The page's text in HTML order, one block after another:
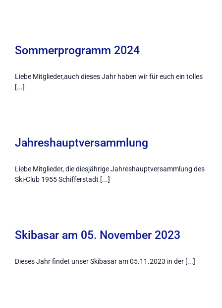
Sommerprogramm 2024
Liebe Mitglieder,auch dieses Jahr haben wir für euch ein tolles
[...]
Jahreshauptversammlung
Liebe Mitglieder, die diesjährige Jahreshauptversammlung des
Ski-Club 1955 Schifferstadt [...]
Skibasar am 05. November 2023
Dieses Jahr findet unser Skibasar am 05.11.2023 in der [...]